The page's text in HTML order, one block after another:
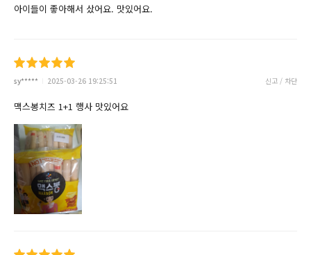
아이들이 좋아해서 샀어요. 맛있어요.
sy***** 2025-03-26 19:25:51 신고 / 차단
맥스봉치즈 1+1 행사 맛있어요